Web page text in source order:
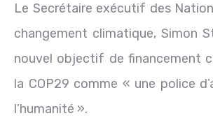
Le Secrétaire exécutif des
changement climatique, Simon
nouvel objectif de financement
la COP29 comme « une police
l’humanité ».